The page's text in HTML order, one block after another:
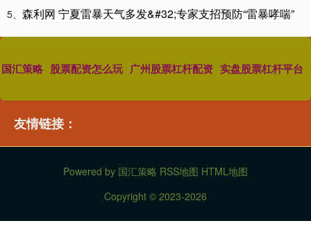
5、 森利网 宁夏雷暴天气多发&#32;专家支招预防“雷暴哮喘”
国汇策略 股票配资怎么玩 广州股票杠杆配资 实盘股票杠杆平台
友情链接：
Powered by 国汇策略 RSS地图 HTML地图
Copyright © 2023-2026